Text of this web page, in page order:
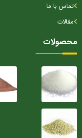
تماس با ما
مقالات
محصولات